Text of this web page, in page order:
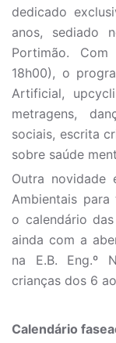
dedicado
anos, sediado
Portimão.
18h00), o
Artificial,
metragens,
sociais, escrita
sobre saúde
Outra novidade
Ambientais para
o calendário
ainda com a
na E.B. Eng.º
crianças dos 6
Calendário